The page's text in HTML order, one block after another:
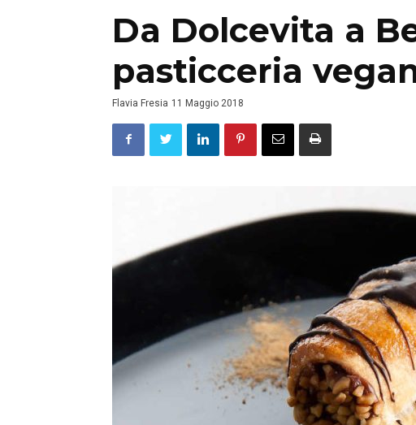
Da Dolcevita a
pasticceria
Flavia Fresia 11 Maggio 2018